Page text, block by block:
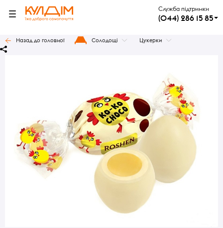
Служба підтримки
(044) 286 15 85
Назад до головної Солодощі Цукерки